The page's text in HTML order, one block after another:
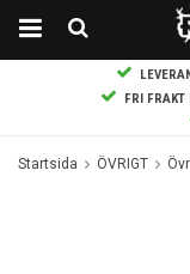
FRI FRAKT
Startsida ÖVRIGT